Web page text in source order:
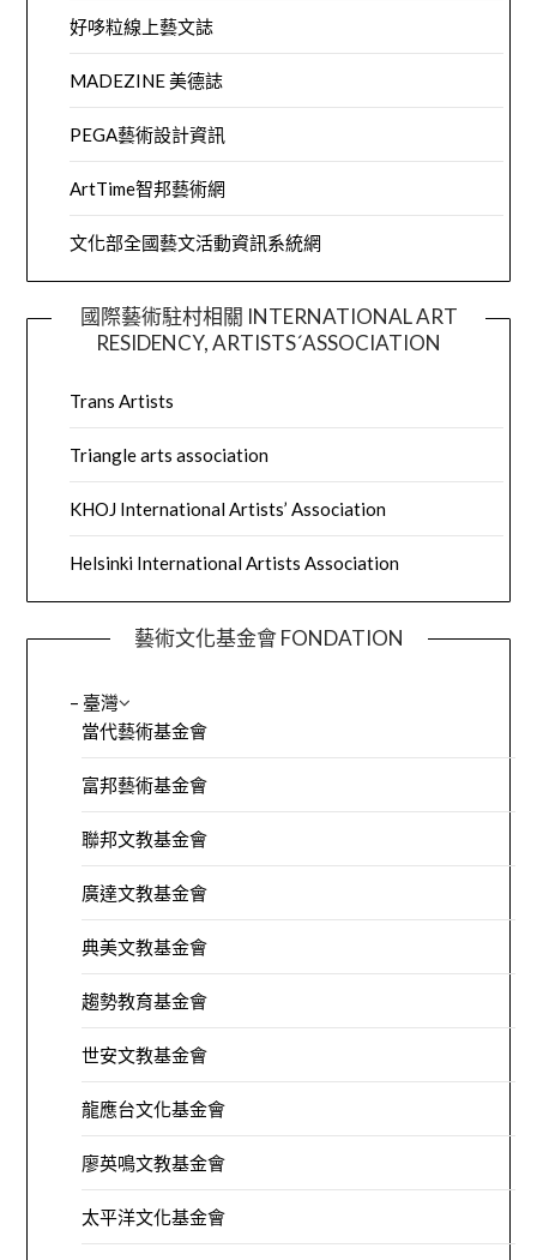
好哆粒線上藝文誌
MADEZINE 美德誌
PEGA藝術設計資訊
ArtTime智邦藝術網
文化部全國藝文活動資訊系統網
國際藝術駐村相關 INTERNATIONAL ART
RESIDENCY, ARTISTS´ASSOCIATION
Trans Artists
Triangle arts association
KHOJ International Artists’ Association
Helsinki International Artists Association
藝術文化基金會 FONDATION
– 臺灣
當代藝術基金會
富邦藝術基金會
聯邦文教基金會
廣達文教基金會
典美文教基金會
趨勢教育基金會
世安文教基金會
龍應台文化基金會
廖英鳴文教基金會
太平洋文化基金會